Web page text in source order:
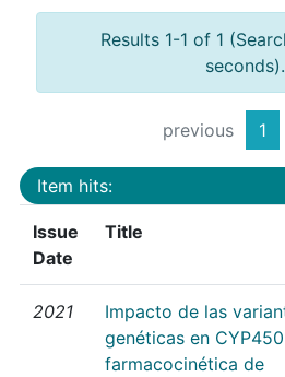
Results 1-1 of 1
seconds).
previous 1
Item hits:
Issue
Date
Title
2021
Impacto de las
genéticas en
farmacocinética de